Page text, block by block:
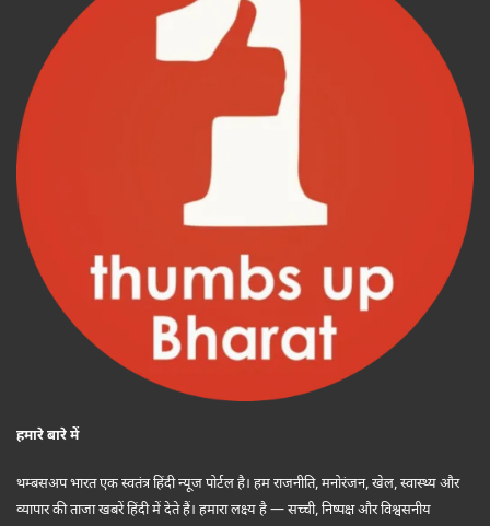
हमारे बारे में
थम्बसअप भारत एक स्वतंत्र हिंदी न्यूज पोर्टल है। हम राजनीति, मनोरंजन, खेल, स्वास्थ्य और
व्यापार की ताजा खबरें हिंदी में देते हैं। हमारा लक्ष्य है — सच्ची, निष्पक्ष और विश्वसनीय